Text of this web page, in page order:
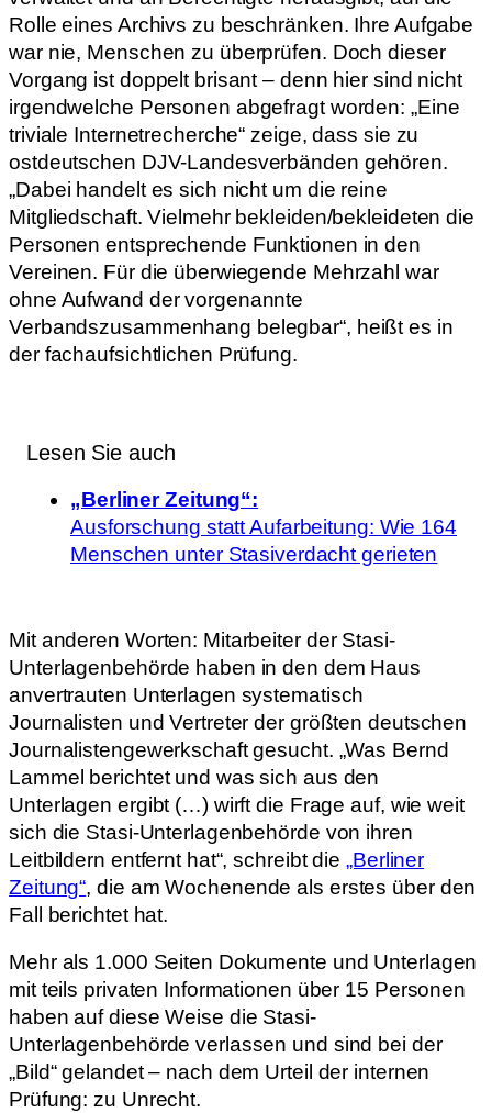
Rolle eines Archivs zu beschränken. Ihre Aufgabe
war nie, Menschen zu überprüfen. Doch dieser
Vorgang ist doppelt brisant – denn hier sind nicht
irgendwelche Personen abgefragt worden: „Eine
triviale Internetrecherche“ zeige, dass sie zu
ostdeutschen DJV-Landesverbänden gehören.
„Dabei handelt es sich nicht um die reine
Mitgliedschaft. Vielmehr bekleiden/bekleideten die
Personen entsprechende Funktionen in den
Vereinen. Für die überwiegende Mehrzahl war
ohne Aufwand der vorgenannte
Verbandszusammenhang belegbar“, heißt es in
der fachaufsichtlichen Prüfung.
Lesen Sie auch
„Berliner Zeitung“:
Ausforschung statt Aufarbeitung: Wie 164
Menschen unter Stasiverdacht gerieten
Mit anderen Worten: Mitarbeiter der Stasi-
Unterlagenbehörde haben in den dem Haus
anvertrauten Unterlagen systematisch
Journalisten und Vertreter der größten deutschen
Journalistengewerkschaft gesucht. „Was Bernd
Lammel berichtet und was sich aus den
Unterlagen ergibt (…) wirft die Frage auf, wie weit
sich die Stasi-Unterlagenbehörde von ihren
Leitbildern entfernt hat“, schreibt die „Berliner
Zeitung“, die am Wochenende als erstes über den
Fall berichtet hat.
Mehr als 1.000 Seiten Dokumente und Unterlagen
mit teils privaten Informationen über 15 Personen
haben auf diese Weise die Stasi-
Unterlagenbehörde verlassen und sind bei der
„Bild“ gelandet – nach dem Urteil der internen
Prüfung: zu Unrecht.